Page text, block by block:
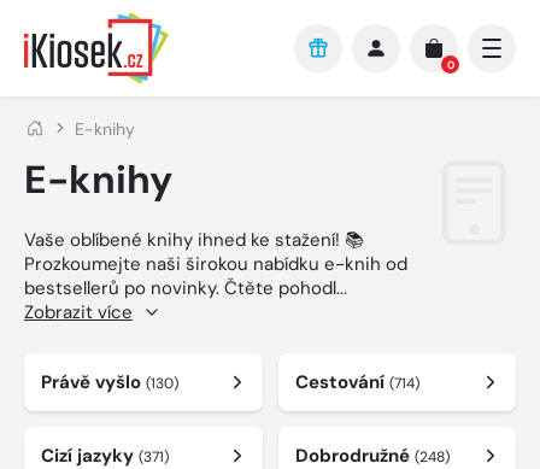
Přejít na hlavní obsah
0
E-knihy
E-knihy
Vaše oblíbené knihy ihned ke stažení! 📚
Prozkoumejte naši širokou nabídku e-knih od
bestsellerů po novinky. Čtěte pohodl...
Zobrazit více
Právě vyšlo (130) Cestování (714)
Cizí jazyky (371) Dobrodružné (248)